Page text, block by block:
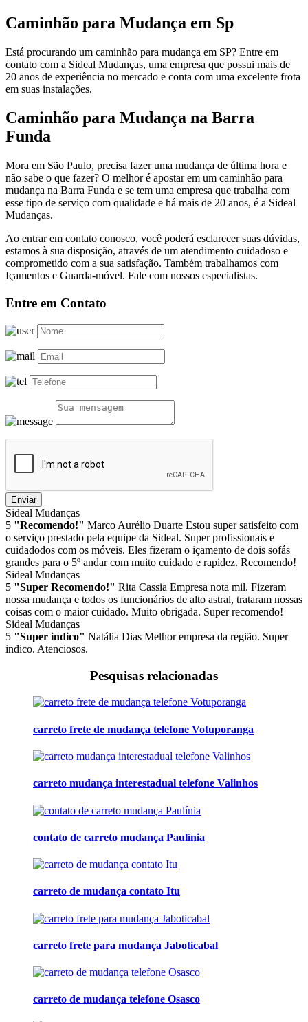
Caminhão para Mudança em Sp
Está procurando um caminhão para mudança em SP? Entre em
contato com a Sideal Mudanças, uma empresa que possui mais de
20 anos de experiência no mercado e conta com uma excelente frota
em suas instalações.
Caminhão para Mudança na Barra
Funda
Mora em São Paulo, precisa fazer uma mudança de última hora e
não sabe o que fazer? O melhor é apostar em um caminhão para
mudança na Barra Funda e se tem uma empresa que trabalha com
esse tipo de serviço com qualidade e há mais de 20 anos, é a Sideal
Mudanças.
Ao entrar em contato conosco, você poderá esclarecer suas dúvidas,
estamos à sua disposição, através de um atendimento cuidadoso e
comprometido com a sua satisfação. Também trabalhamos com
Içamentos e Guarda-móvel. Fale com nossos especialistas.
Entre em Contato
Enviar
Sideal Mudanças
5 "Recomendo!" Marco Aurélio Duarte Estou super satisfeito com
o serviço prestado pela equipe da Sideal. Super profissionais e
cuidadodos com os móveis. Eles fizeram o içamento de dois sofás
grandes para o 5º andar com muito cuidado e rapidez. Recomendo!
Sideal Mudanças
5 "Super Recomendo!" Rita Cassia Empresa nota mil. Fizeram
nossa mudança e todos os funcionários de alto astral, trataram nossas
coisas com o maior cuidado. Muito obrigada. Super recomendo!
Sideal Mudanças
5 "Super indico" Natália Dias Melhor empresa da região. Super
indico. Atenciosos.
Pesquisas relacionadas
carreto frete de mudança telefone Votuporanga
carreto mudança interestadual telefone Valinhos
contato de carreto mudança Paulínia
carreto de mudança contato Itu
carreto frete para mudança Jaboticabal
carreto de mudança telefone Osasco